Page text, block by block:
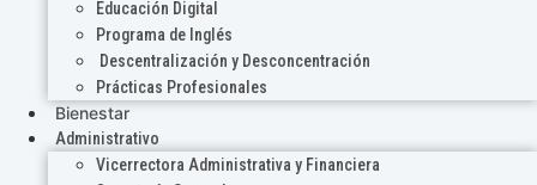
Educación Digital
Programa de Inglés
Descentralización y Desconcentración
Prácticas Profesionales
Bienestar
Administrativo
Vicerrectora Administrativa y Financiera